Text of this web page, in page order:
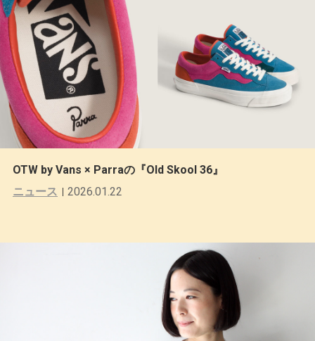
OTW by Vans × Parraの『Old Skool 36』
ニュース
2026.01.22